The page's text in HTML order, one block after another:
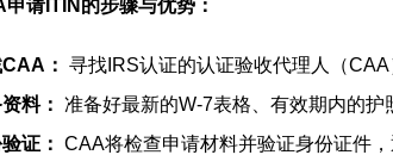
请ITIN的步骤与优势：
： 寻找IRS认证的认证验收代理人（CAA
料： 准备好最新的W-7表格、有效期内的护
证： CAA将检查申请材料并验证身份证件，